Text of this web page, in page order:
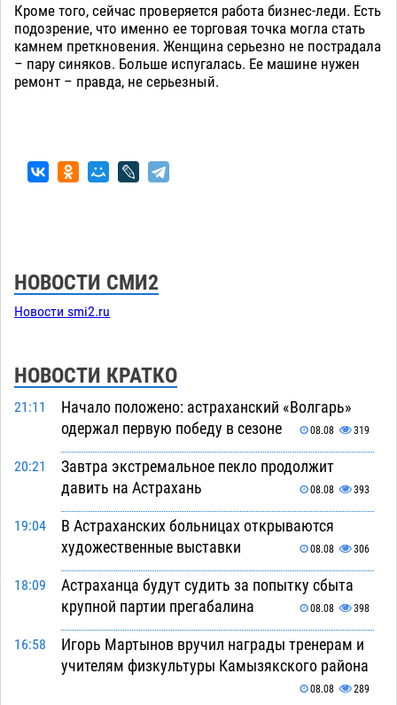
Кроме того, сейчас проверяется работа бизнес-леди. Есть
подозрение, что именно ее торговая точка могла стать
камнем преткновения. Женщина серьезно не пострадала
– пару синяков. Больше испугалась. Ее машине нужен
ремонт – правда, не серьезный.
НОВОСТИ СМИ2
Новости smi2.ru
НОВОСТИ КРАТКО
21:11
Начало положено: астраханский «Волгарь»
одержал первую победу в сезоне
08.08 319
20:21
Завтра экстремальное пекло продолжит
давить на Астрахань
08.08 393
19:04
В Астраханских больницах открываются
художественные выставки
08.08 306
18:09
Астраханца будут судить за попытку сбыта
крупной партии прегабалина
08.08 398
16:58
Игорь Мартынов вручил награды тренерам и
учителям физкультуры Камызякского района
08.08 289